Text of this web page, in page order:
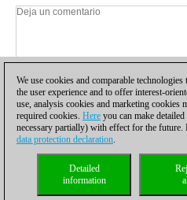
Política de privacidad |
Licencias
We use cookies and comparable
the user experience and to offer interest-
use, analysis cookies and marketing cookies
required cookies. Here you can make
necessary partially) with effect for the
data protection declaration.
Detailed
information